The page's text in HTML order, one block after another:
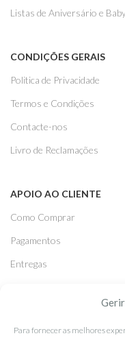
Para fornecer as melhores
Listas de Aniversário e
CONDIÇÕES GERAIS
Politica de Privacidade
Termos e Condições
Contacte-nos
Livro de Reclamações
APOIO AO CLIENTE
Como Comprar
Pagamentos
Entregas
SEGUE-NOS